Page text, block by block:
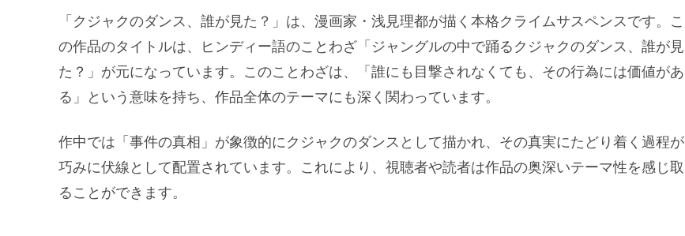
「クジャクのダンス、誰が見た？」は、漫画家・浅見理都が描く本格クライムサスペンスです。こ
の作品のタイトルは、ヒンディー語のことわざ「ジャングルの中で踊るクジャクのダンス、誰が見
た？」が元になっています。このことわざは、「誰にも目撃されなくても、その行為には価値があ
る」という意味を持ち、作品全体のテーマにも深く関わっています。
作中では「事件の真相」が象徴的にクジャクのダンスとして描かれ、その真実にたどり着く過程が
巧みに伏線として配置されています。これにより、視聴者や読者は作品の奥深いテーマ性を感じ取
ることができます。